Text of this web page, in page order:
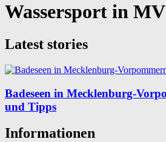
Wassersport in MV
Latest stories
Badeseen in Mecklenburg-
und Tipps
Informationen